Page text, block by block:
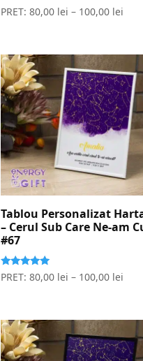
Evaluat la
5.00
PRET: 80,00 lei – 100,00 lei
Tablou Personalizat
– Cerul Sub Care Ne-am
#67
Evaluat la
5.00
PRET: 80,00 lei – 100,00 lei